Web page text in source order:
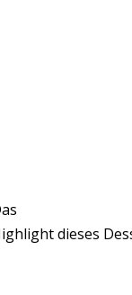
dieses